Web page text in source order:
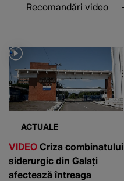
Recomandări video
ACTUALE
VIDEO Criza combinatului
siderurgic din Galați
afectează întreaga